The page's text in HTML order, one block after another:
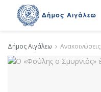
Δήμος Αιγάλεω Ανακοινώσεις